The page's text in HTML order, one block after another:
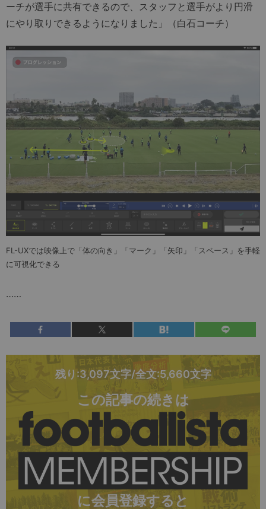
ーチが選手に共有できるので、スタッフと選手がより円滑
にやり取りできるようになりました」（白石コーチ）
FL-UXでは映像上で「体の向き」「マーク」「矢印」「スペース」を手軽
に可視化できる
……
残り:3,097文字/全文:5,660文字
この記事の続きは
に会員登録すると